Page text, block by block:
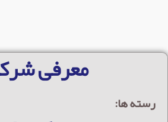
معرفی
رسته ها: